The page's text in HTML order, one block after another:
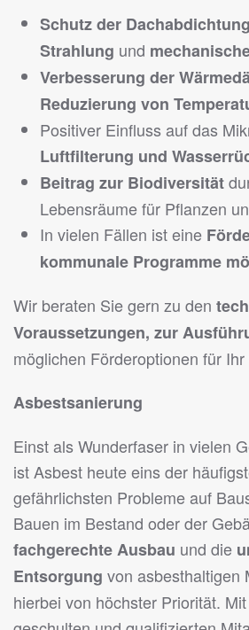
Schutz der
Strahlung und
Verbesserung der
Reduzierung von
Positiver Einfluss auf das
Luftfilterung und
Beitrag zur Biodiversität
Lebensräume für Pflanzen
In vielen Fällen ist eine
kommunale Programme
Wir beraten Sie gern zu den
Voraussetzungen, zur
möglichen Förderoptionen für
Asbestsanierung
Einst als Wunderfaser in vielen
ist Asbest heute eins der
gefährlichsten Probleme auf
Bauen im Bestand oder der
fachgerechte Ausbau und die
Entsorgung von asbesthaltigen
hierbei von höchster Priorität.